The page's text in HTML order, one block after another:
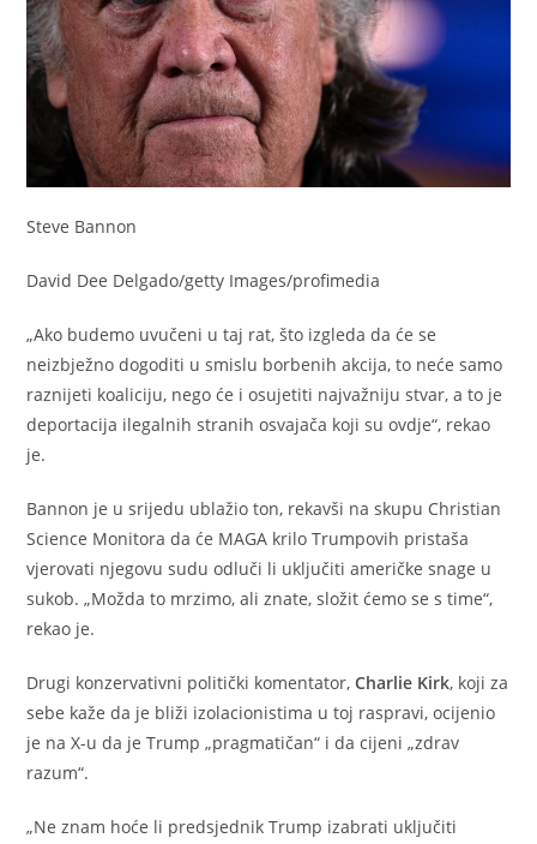
Steve Bannon
David Dee Delgado/getty Images/profimedia
„Ako budemo uvučeni u taj rat, što izgleda da će se
neizbježno dogoditi u smislu borbenih akcija, to neće samo
raznijeti koaliciju, nego će i osujetiti najvažniju stvar, a to je
deportacija ilegalnih stranih osvajača koji su ovdje“, rekao
je.
Bannon je u srijedu ublažio ton, rekavši na skupu Christian
Science Monitora da će MAGA krilo Trumpovih pristaša
vjerovati njegovu sudu odluči li uključiti američke snage u
sukob. „Možda to mrzimo, ali znate, složit ćemo se s time“,
rekao je.
Drugi konzervativni politički komentator,Charlie Kirk, koji za
sebe kaže da je bliži izolacionistima u toj raspravi, ocijenio
je na X-u da je Trump „pragmatičan“ i da cijeni „zdrav
razum“.
„Ne znam hoće li predsjednik Trump izabrati uključiti